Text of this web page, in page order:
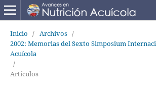
Inicio / Archivos /
2002: Memorias del Sexto Simposium
Acuícola
/
Artículos